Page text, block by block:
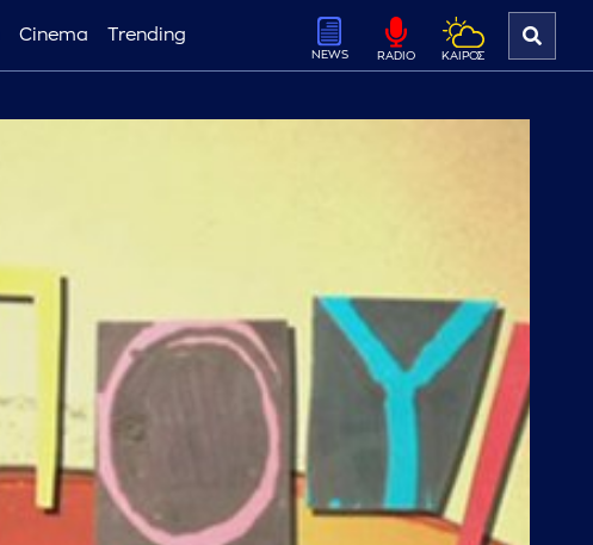
Cinema Trending
NEWS RADIO ΚΑΙΡΟΣ